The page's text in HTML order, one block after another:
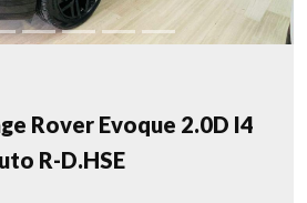
Rover Evoque 2.0D I4
R-D.HSE